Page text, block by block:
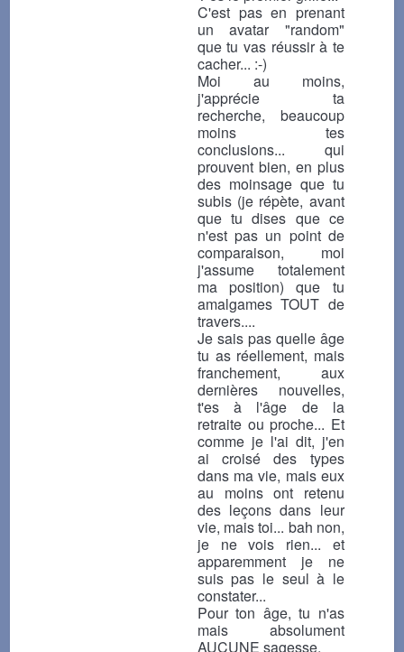
C'est pas en prenant
un avatar "random"
que tu vas réussir à te
cacher... :-)
Moi au moins,
j'apprécie ta
recherche, beaucoup
moins tes
conclusions... qui
prouvent bien, en plus
des moinsage que tu
subis (je répète, avant
que tu dises que ce
n'est pas un point de
comparaison, moi
j'assume totalement
ma position) que tu
amalgames TOUT de
travers....
Je sais pas quelle âge
tu as réellement, mais
franchement, aux
dernières nouvelles,
t'es à l'âge de la
retraite ou proche... Et
comme je l'ai dit, j'en
ai croisé des types
dans ma vie, mais eux
au moins ont retenu
des leçons dans leur
vie, mais toi... bah non,
je ne vois rien... et
apparemment je ne
suis pas le seul à le
constater...
Pour ton âge, tu n'as
mais absolument
AUCUNE sagesse.